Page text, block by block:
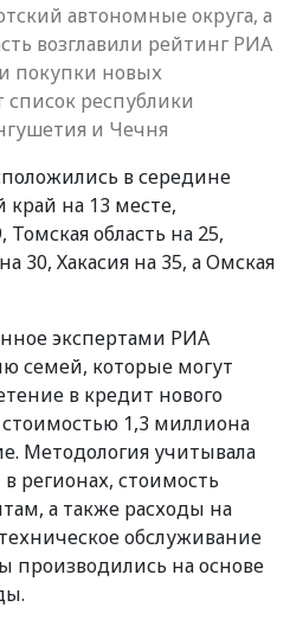
автономные округа, а
возглавили рейтинг РИА
покупки новых
республики
и Чечня
в середине
край на 13 месте,
Томская область на 25,
30, Хакасия на 35, а Омская
экспертами РИА
семей, которые могут
в кредит нового
1,3 миллиона
Методология учитывала
регионах, стоимость
а также расходы на
обслуживание
производились на основе